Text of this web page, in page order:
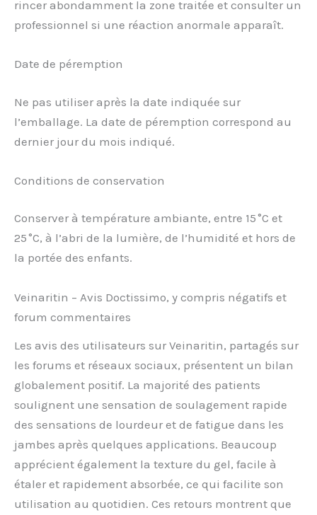
rincer abondamment la zone traitée et consulter un
professionnel si une réaction anormale apparaît.
Date de péremption
Ne pas utiliser après la date indiquée sur
l’emballage. La date de péremption correspond au
dernier jour du mois indiqué.
Conditions de conservation
Conserver à température ambiante, entre 15 °C et
25 °C, à l’abri de la lumière, de l’humidité et hors de
la portée des enfants.
Veinaritin – Avis Doctissimo, y compris négatifs et
forum commentaires
Les avis des utilisateurs sur Veinaritin, partagés sur
les forums et réseaux sociaux, présentent un bilan
globalement positif. La majorité des patients
soulignent une sensation de soulagement rapide
des sensations de lourdeur et de fatigue dans les
jambes après quelques applications. Beaucoup
apprécient également la texture du gel, facile à
étaler et rapidement absorbée, ce qui facilite son
utilisation au quotidien. Ces retours montrent que